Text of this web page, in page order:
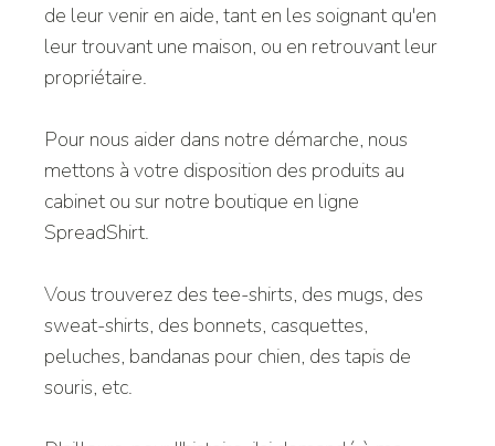
de leur venir en aide, tant en les soignant qu'en
leur trouvant une maison, ou en retrouvant leur
propriétaire.
Pour nous aider dans notre démarche, nous
mettons à votre disposition des produits au
cabinet ou sur notre boutique en ligne
SpreadShirt.
Vous trouverez des tee-shirts, des mugs, des
sweat-shirts, des bonnets, casquettes,
peluches, bandanas pour chien, des tapis de
souris, etc.